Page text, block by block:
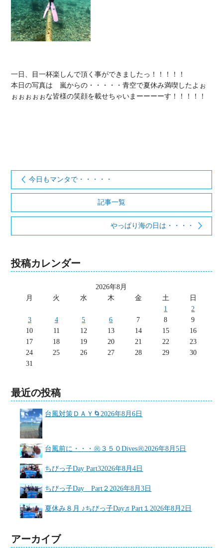
一日、目一杯楽しんで頂く事ができましたっ！！！！！
本日の写真は　嵐からの・・・・・青空で夏休み満喫したよぉ
ぉぉぉぉぉな皆様の笑顔を載せちゃいまーーーーす！！！！！
今日もマンタで・・・・・
記事一覧
やっぱり海の日は・・・・
投稿カレンダー
2026年8月
月
火 水 木 金 土
日
1
2
3
4 5 6 7 8
9
10
11 12 13 14 15
16
17
18 19 20 21 22
23
24
25 26 27 28 29
30
31
最近の投稿
台風対策ＤＡＹ🌀 2026年8月6日
台風前に・・・㊗３５０Dives㊗2026年8月5日
ちびっ子Day Part32026年8月4日
ちびっ子Day Part２ 2026年8月3日
夏休み８月 ♪ちびっ子Day♬Part１ 2026年8月2日
アーカイブ